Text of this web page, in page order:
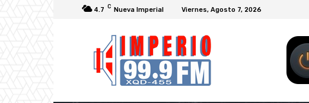
4.7 C Nueva Imperial Viernes, Agosto 7, 2026